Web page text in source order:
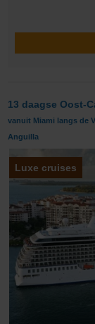
13 daagse Oost-
vanuit Miami langs de
Anguilla
Luxe cruises